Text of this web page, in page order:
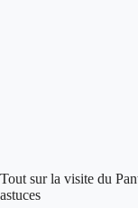
Tout sur la visite du
astuces